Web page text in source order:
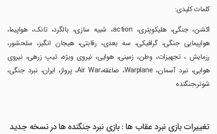
‏کلمات کلیدی:
‏اکشن، جنگی، هلیکوپتری، action، شبیه سازی، بالگرد، تانک، هواپیما،
هواپیمایی جنگی، گرافیکی، سه بعدی، رقابتی، هیجان انگیز، سلحشور،
رزمایش ، تجهیزات، وطن، زمینی، هوایی، نیروی ویژه، تیپ زرهی، نیروی
هوایی، نبرد آسمان، Warplane، صاعقه،Air War، پرواز، ایران، نبرد جنگی،
شوتر،جنگنده
تغییرات بازی نبرد عقاب ها : بازی نبرد جنگنده ها در نسخه جدید